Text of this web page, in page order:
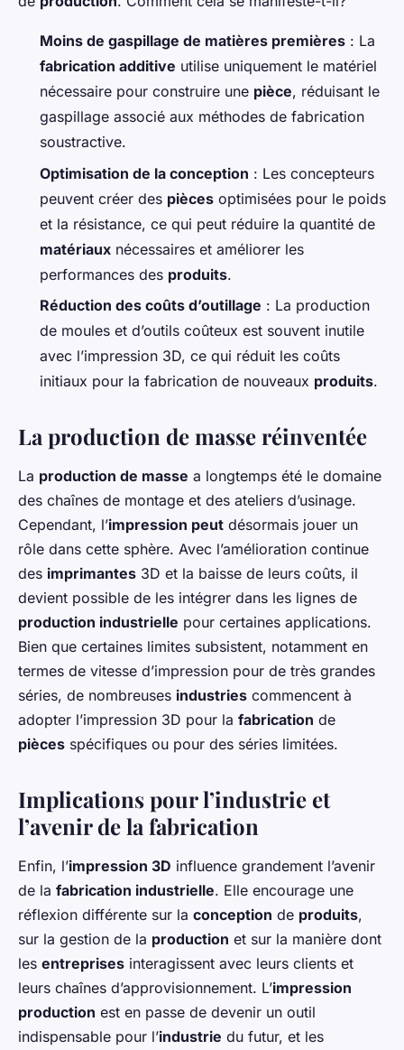
Moins de gaspillage de matières premières : La
fabrication additive utilise uniquement le matériel
nécessaire pour construire une pièce, réduisant le
gaspillage associé aux méthodes de fabrication
soustractive.
Optimisation de la conception : Les concepteurs
peuvent créer des pièces optimisées pour le poids
et la résistance, ce qui peut réduire la quantité de
matériaux nécessaires et améliorer les
performances des produits.
Réduction des coûts d’outillage : La production
de moules et d’outils coûteux est souvent inutile
avec l’impression 3D, ce qui réduit les coûts
initiaux pour la fabrication de nouveaux produits.
La production de masse réinventée
La production de masse a longtemps été le domaine
des chaînes de montage et des ateliers d’usinage.
Cependant, l’impression peut désormais jouer un
rôle dans cette sphère. Avec l’amélioration continue
des imprimantes 3D et la baisse de leurs coûts, il
devient possible de les intégrer dans les lignes de
production industrielle pour certaines applications.
Bien que certaines limites subsistent, notamment en
termes de vitesse d’impression pour de très grandes
séries, de nombreuses industries commencent à
adopter l’impression 3D pour la fabrication de
pièces spécifiques ou pour des séries limitées.
Implications pour l’industrie et
l’avenir de la fabrication
Enfin, l’impression 3D influence grandement l’avenir
de la fabrication industrielle. Elle encourage une
réflexion différente sur la conception de produits,
sur la gestion de la production et sur la manière dont
les entreprises interagissent avec leurs clients et
leurs chaînes d’approvisionnement. L’impression
production est en passe de devenir un outil
indispensable pour l’industrie du futur, et les